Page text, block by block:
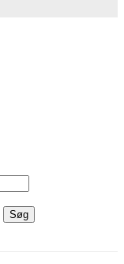
Søg